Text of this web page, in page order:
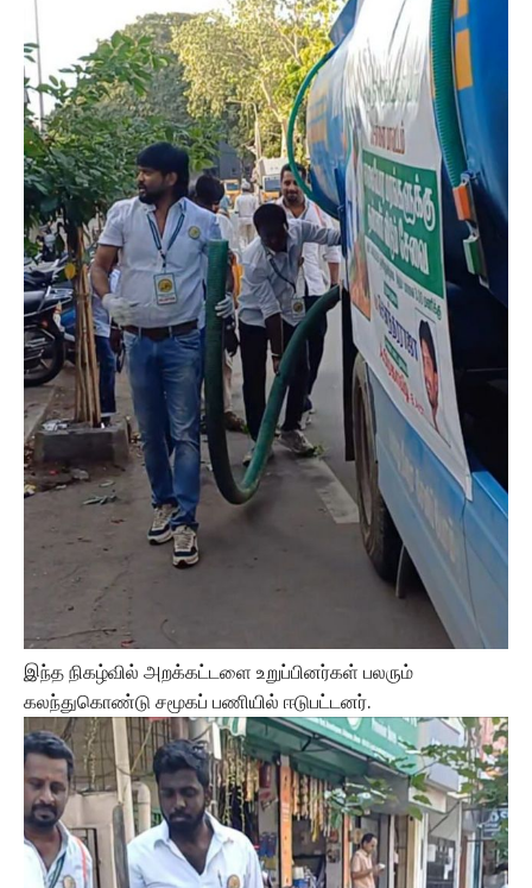
இந்த நிகழ்வில் அறக்கட்டளை உறுப்பினர்கள் பலரும்
கலந்துகொண்டு சமூகப் பணியில் ஈடுபட்டனர்.